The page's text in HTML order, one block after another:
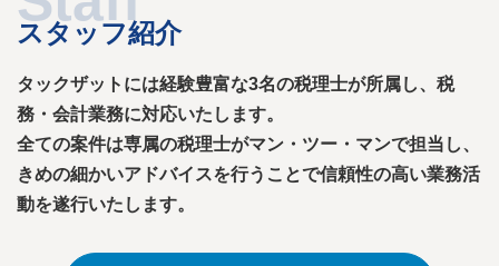
スタッフ紹介
タックザットには経験豊富な3名の税理士が所属し、税
務・会計業務に対応いたします。
全ての案件は専属の税理士がマン・ツー・マンで担当し、
きめの細かいアドバイスを行うことで信頼性の高い業務活
動を遂行いたします。